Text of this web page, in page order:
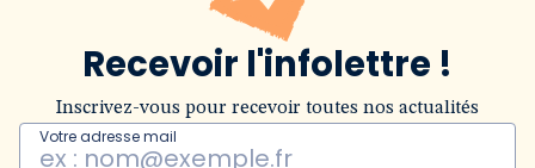
Recevoir l'infolettre !
Inscrivez-vous pour recevoir toutes nos actualités
Votre adresse mail